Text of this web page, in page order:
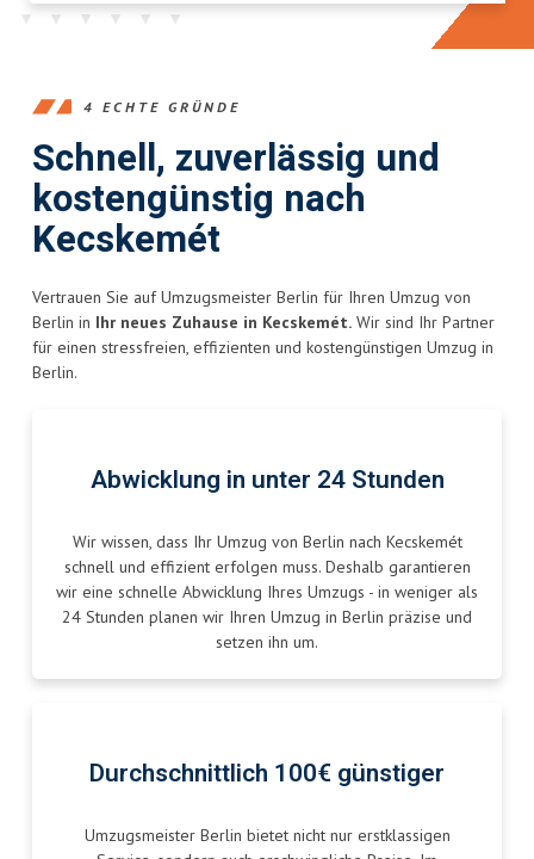
4 ECHTE GRÜNDE
Schnell, zuverlässig und
kostengünstig nach
Kecskemét
Vertrauen Sie auf Umzugsmeister Berlin für Ihren Umzug von
Berlin in Ihr neues Zuhause in Kecskemét. Wir sind Ihr Partner
für einen stressfreien, effizienten und kostengünstigen Umzug in
Berlin.
Abwicklung in unter 24 Stunden
Wir wissen, dass Ihr Umzug von Berlin nach Kecskemét
schnell und effizient erfolgen muss. Deshalb garantieren
wir eine schnelle Abwicklung Ihres Umzugs - in weniger als
24 Stunden planen wir Ihren Umzug in Berlin präzise und
setzen ihn um.
Durchschnittlich 100€ günstiger
Umzugsmeister Berlin bietet nicht nur erstklassigen